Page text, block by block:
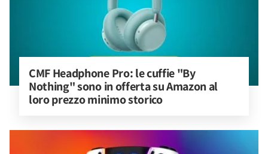
CMF Headphone Pro: le cuffie "By
Nothing" sono in offerta su Amazon al
loro prezzo minimo storico